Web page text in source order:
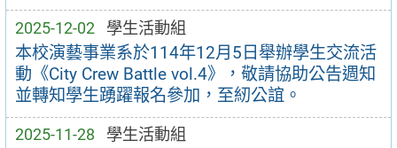
2025-12-02 學生活動組
本校演藝事業系於114年12月5日舉辦學生交流活
動《City Crew Battle vol.4》，敬請協助公告週知
並轉知學生踴躍報名參加，至紉公誼。
2025-11-28 學生活動組